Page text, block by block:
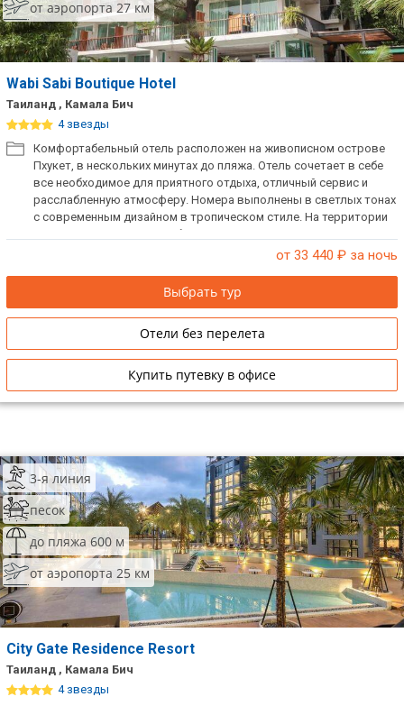
от аэропорта 27 км
Wabi Sabi Boutique Hotel
Таиланд , Камала Бич
4 звезды
Комфортабельный отель расположен на живописном острове
Пхукет, в нескольких минутах до пляжа. Отель сочетает в себе
все необходимое для приятного отдыха, отличный сервис и
расслабленную атмосферу. Номера выполнены в светлых тонах
с современным дизайном в тропическом стиле. На территории
гости могут позагорать у бассейна или заняться спортом.
от 33 440 ₽ за ночь
Выбрать тур
Отели без перелета
Купить путевку в офисе
3-я линия
песок
до пляжа 600 м
от аэропорта 25 км
City Gate Residence Resort
Таиланд , Камала Бич
4 звезды